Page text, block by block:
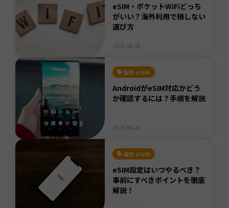
eSIM・ポケットWiFiどっち
がいい？海外利用で損しない
選び方
海外 eSIM
AndroidがeSIM対応かどう
か確認するには？手順を解説
海外 eSIM
eSIM設定はいつやるべき？
事前にすべきポイントを徹底
解説！